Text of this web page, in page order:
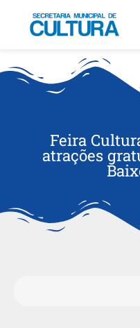
Feira
atrações